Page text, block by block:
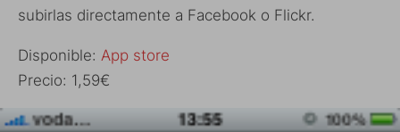
subirlas directamente a Facebook o Flickr.
Disponible: App store
Precio: 1,59€